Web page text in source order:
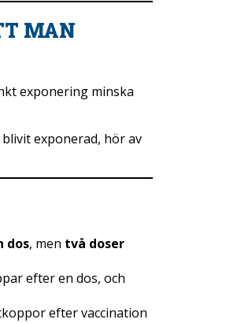
MAN
exponering minska
exponerad, hör av
dos, men två doser
efter en dos, och
efter vaccination